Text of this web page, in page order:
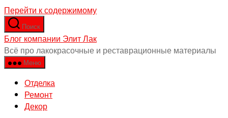
Перейти к содержимому
Поиск
Блог компании Элит Лак
Всё про лакокрасочные и реставрационные материалы
Меню
Отделка
Ремонт
Декор